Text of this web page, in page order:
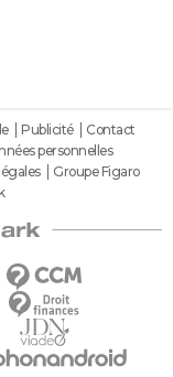
Publicité
Contact
personnelles
Groupe Figaro